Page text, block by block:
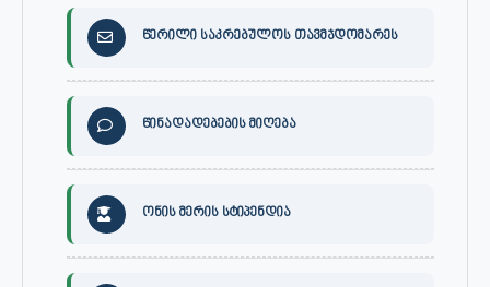
წერილი საკრებულოს თავმჯდომარეს
წინადადებების მიღება
ონის მერის სტიპენდია